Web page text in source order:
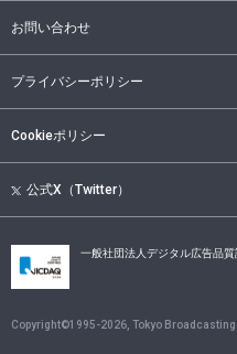
お問い合わせ
プライバシーポリシー
Cookieポリシー
公式X（Twitter）
一般社団法人デジタル広告品
Copyright©1995-2026 , Tokyo